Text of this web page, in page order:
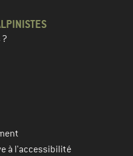
à l'accessibilité